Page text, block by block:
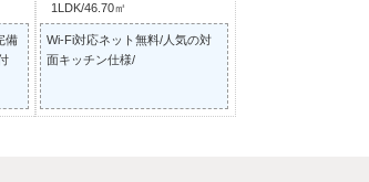
備
1LDK/46.70㎡
Wi-Fi対応ネット無料/人気の対
面キッチン仕様/